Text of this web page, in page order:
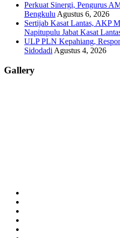
Perkuat Sinergi, Pengurus
Bengkulu Agustus 6, 2026
Sertijab Kasat Lantas, AKP
Napitupulu Jabat Kasat
ULP PLN Kepahiang,
Sidodadi Agustus 4, 2026
Gallery